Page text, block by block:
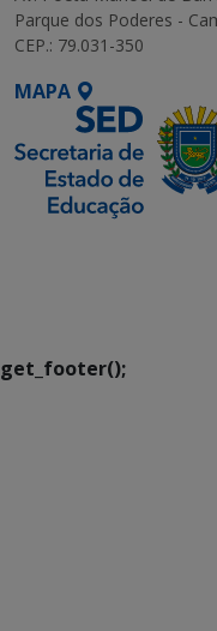
Parque dos Poderes -
CEP.: 79.031-350
MAPA
get_footer();